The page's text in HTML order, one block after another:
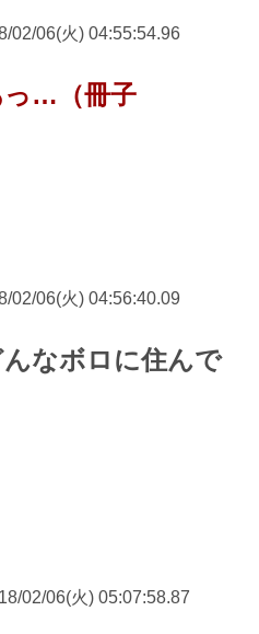
02/06(火) 04:55:54.96
っ…（冊子
02/06(火) 04:56:40.09
なボロに住んで
02/06(火) 05:07:58.87